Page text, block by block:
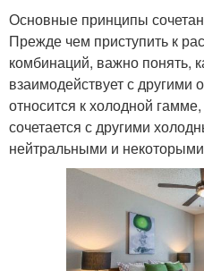
Основные принципы
Прежде чем приступить к
комбинаций, важно понять,
взаимодействует с другими
относится к холодной
сочетается с другими
нейтральными и